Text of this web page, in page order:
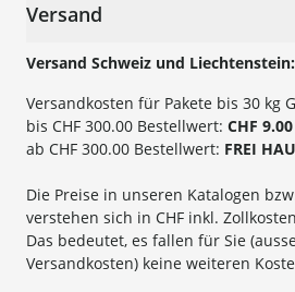
Versand
Versand Schweiz und Liechtenstein:
Versandkosten für Pakete bis 30 kg
bis CHF 300.00 Bestellwert: CHF 9.00
ab CHF 300.00 Bestellwert: FREI
Die Preise in unseren Katalogen
verstehen sich in CHF inkl.
Das bedeutet, es fallen für Sie
Versandkosten) keine weiteren